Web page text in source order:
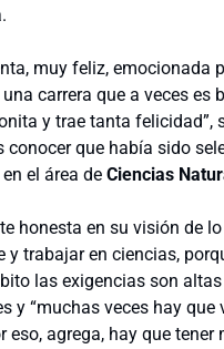
muy feliz, emocionada
carrera que a veces es
y trae tanta felicidad”,
conocer que había sido
el área de Ciencias
honesta en su visión de
trabajar en ciencias,
las exigencias son
y “muchas veces hay que
eso, agrega, hay que tener